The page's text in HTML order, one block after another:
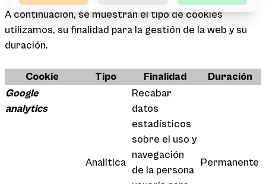
A continuación, se muestran el tipo de cookies
utilizamos, su finalidad para la gestión de la web y su
duración.
Cookie Tipo Finalidad
Duración
Google
analytics
Analítica
Recabar
datos
estadísticos
sobre el uso y
navegación
de la persona
Permanente